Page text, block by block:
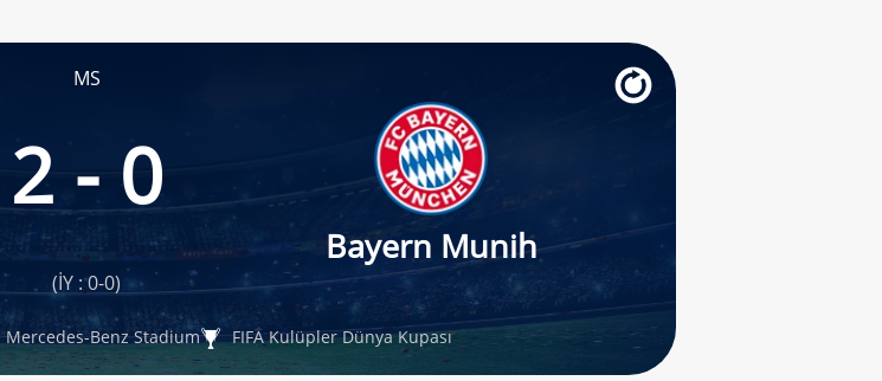
MS
2 - 0
Bayern Munih
(İY : 0-0)
Mercedes-Benz Stadium FIFA Kulüpler Dünya Kupası